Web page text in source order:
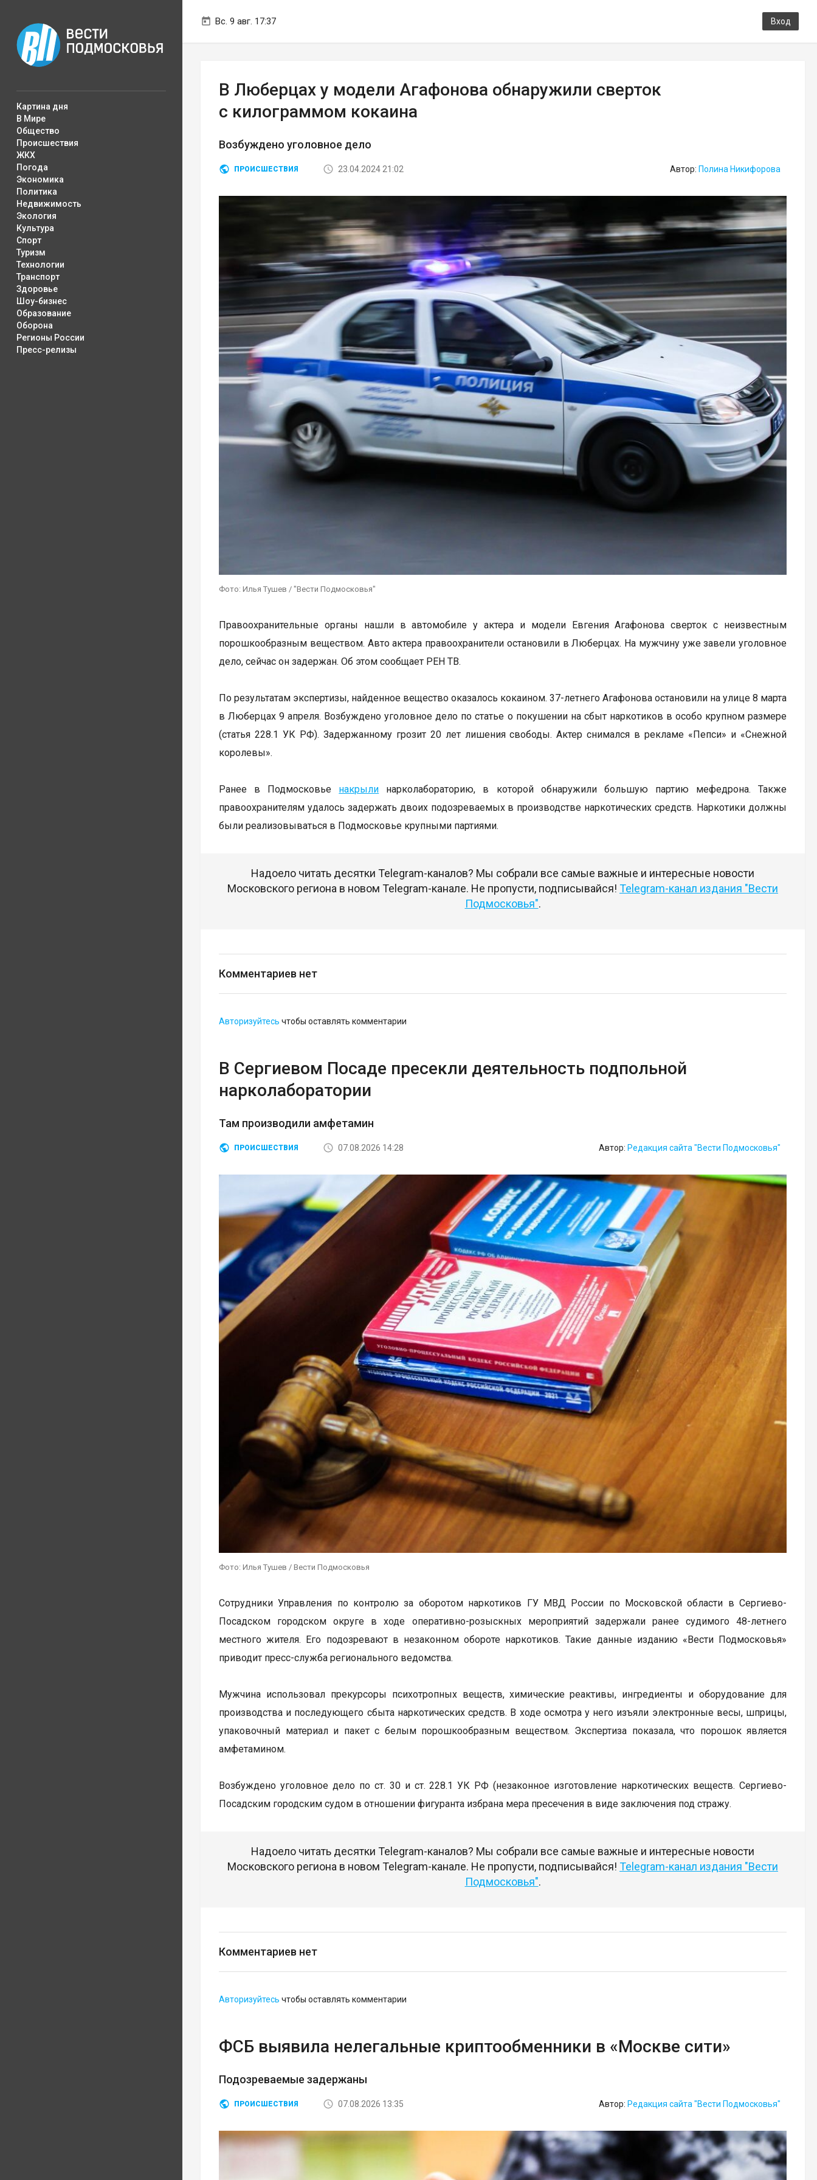
Вс. 9 авг. 17:37 Вход
Картина дня
В Мире
Общество
Происшествия
ЖКХ
Погода
Экономика
Политика
Недвижимость
Экология
Культура
Спорт
Туризм
Технологии
Транспорт
Здоровье
Шоу-бизнес
Образование
Оборона
Регионы России
Пресс-релизы
В Люберцах у модели Агафонова обнаружили сверток
с килограммом кокаина
Возбуждено уголовное дело
ПРОИСШЕСТВИЯ 23.04.2024 21:02 Автор: Полина Никифорова
Фото: Илья Тушев / "Вести Подмосковья"
Правоохранительные органы нашли в автомобиле у актера и модели Евгения Агафонова сверток с неизвестным
порошкообразным веществом. Авто актера правоохранители остановили в Люберцах. На мужчину уже завели уголовное
дело, сейчас он задержан. Об этом сообщает РЕН ТВ.
По результатам экспертизы, найденное вещество оказалось кокаином. 37-летнего Агафонова остановили на улице 8 марта
в Люберцах 9 апреля. Возбуждено уголовное дело по статье о покушении на сбыт наркотиков в особо крупном размере
(статья 228.1 УК РФ). Задержанному грозит 20 лет лишения свободы. Актер снимался в рекламе «Пепси» и «Снежной
королевы».
Ранее в Подмосковье накрыли нарколабораторию, в которой обнаружили большую партию мефедрона. Также
правоохранителям удалось задержать двоих подозреваемых в производстве наркотических средств. Наркотики должны
были реализовываться в Подмосковье крупными партиями.
Надоело читать десятки Telegram-каналов? Мы собрали все самые важные и интересные новости
Московского региона в новом Telegram-канале. Не пропусти, подписывайся! Telegram-канал издания "Вести
Подмосковья".
Комментариев нет
Авторизуйтесь чтобы оставлять комментарии
В Сергиевом Посаде пресекли деятельность подпольной
нарколаборатории
Там производили амфетамин
ПРОИСШЕСТВИЯ 07.08.2026 14:28 Автор: Редакция сайта "Вести Подмосковья"
Фото: Илья Тушев / Вести Подмосковья
Сотрудники Управления по контролю за оборотом наркотиков ГУ МВД России по Московской области в Сергиево-
Посадском городском округе в ходе оперативно-розыскных мероприятий задержали ранее судимого 48-летнего
местного жителя. Его подозревают в незаконном обороте наркотиков. Такие данные изданию «Вести Подмосковья»
приводит пресс-служба регионального ведомства.
Мужчина использовал прекурсоры психотропных веществ, химические реактивы, ингредиенты и оборудование для
производства и последующего сбыта наркотических средств. В ходе осмотра у него изъяли электронные весы, шприцы,
упаковочный материал и пакет с белым порошкообразным веществом. Экспертиза показала, что порошок является
амфетамином.
Возбуждено уголовное дело по ст. 30 и ст. 228.1 УК РФ (незаконное изготовление наркотических веществ. Сергиево-
Посадским городским судом в отношении фигуранта избрана мера пресечения в виде заключения под стражу.
Надоело читать десятки Telegram-каналов? Мы собрали все самые важные и интересные новости
Московского региона в новом Telegram-канале. Не пропусти, подписывайся! Telegram-канал издания "Вести
Подмосковья".
Комментариев нет
Авторизуйтесь чтобы оставлять комментарии
ФСБ выявила нелегальные криптообменники в «Москве сити»
Подозреваемые задержаны
ПРОИСШЕСТВИЯ 07.08.2026 13:35 Автор: Редакция сайта "Вести Подмосковья"